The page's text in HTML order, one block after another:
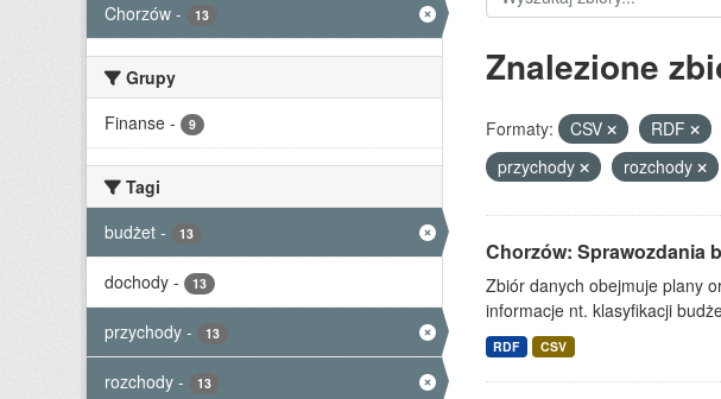
Chorzów - 13
Grupy
Finanse - 9
Tagi
budżet - 13
dochody - 13
przychody - 13
rozchody - 13
Znalezione
Formaty: CSV RDF
przychody
rozchody
Chorzów: Sprawozdania
Zbiór danych obejmuje plany
informacje nt. klasyfikacji
RDF CSV